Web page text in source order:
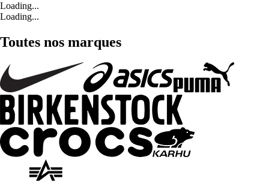
Loading...
Loading...
Toutes nos marques